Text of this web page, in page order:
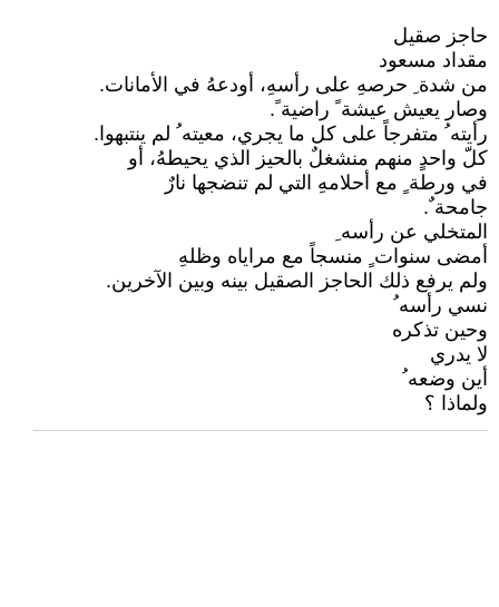
حاجز صقيل
مقداد مسعود
من شدة ِ حرصهِ على رأسهِ، أودعهُ في الأمانات.
وصار يعيش عيشة ً راضية ً.
رأيته ُ متفرجاً على كل ما يجري، معيته ُ لم ينتبهوا.
كلّ واحدٍ منهم منشغلٌ بالحيز الذي يحيطهُ، أو
في ورطة ٍ مع أحلامهِ التي لم تنضجها نارٌ
جامحة ٌ.
المتخلي عن رأسه ِ
أمضى سنوات ٍ منسجاً مع مراياه وظلهِ
ولم يرفع ذلك الحاجز الصقيل بينه وبين الآخرين.
نسي رأسه ُ
وحين تذكره
لا يدري
أين وضعه ُ
ولماذا ؟